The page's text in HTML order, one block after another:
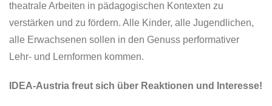
theatrale Arbeiten in pädagogischen Kontexten zu
verstärken und zu fördern. Alle Kinder, alle Jugendlichen,
alle Erwachsenen sollen in den Genuss performativer
Lehr- und Lernformen kommen.
IDEA-Austria freut sich über Reaktionen und Interesse!